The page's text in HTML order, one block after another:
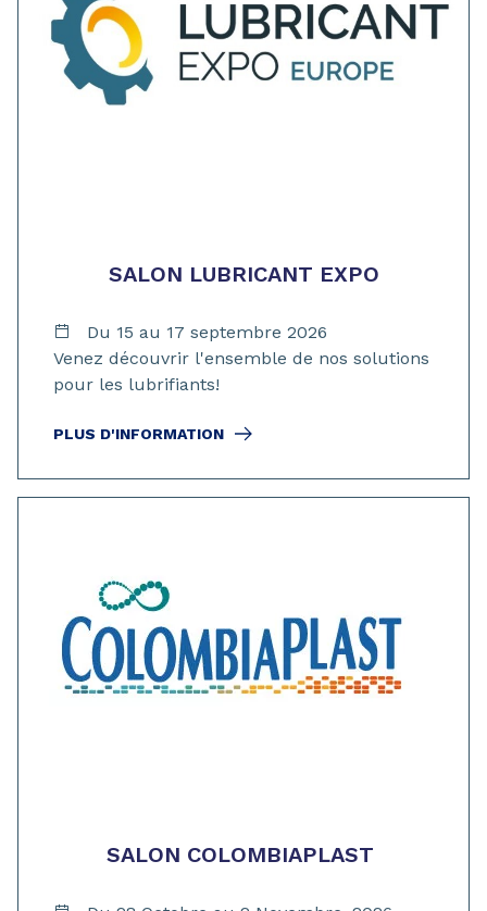
SALON LUBRICANT EXPO
Du 15 au 17 septembre 2026
Venez découvrir l'ensemble de nos solutions
pour les lubrifiants!
PLUS D'INFORMATION
SALON COLOMBIAPLAST